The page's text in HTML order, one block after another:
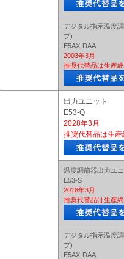
デジタル指示温度
プ)
E5AX-DAA
2003年3月
推奨代替品は生産
出力ユニット
E53-Q
2028年3月
推奨代替品は生産
温度調節器出力ユニ
E53-S
2018年3月
推奨代替品は生産
デジタル指示温度
プ)
E5AX-DAA